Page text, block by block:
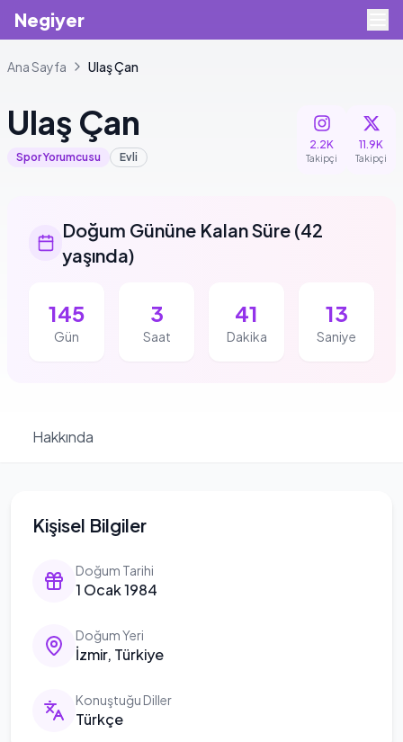
Negiyer
Ana Sayfa UlaşÇan
Ulaş Çan
Spor Yorumcusu Evli
2.2K
Takipçi
11.9K
Takipçi
Doğum Gününe Kalan Süre (42
yaşında)
145
Gün
3
Saat
41
Dakika
13
Saniye
Hakkında
Kişisel Bilgiler
Doğum Tarihi
1 Ocak 1984
Doğum Yeri
İzmir, Türkiye
Konuştuğu Diller
Türkçe